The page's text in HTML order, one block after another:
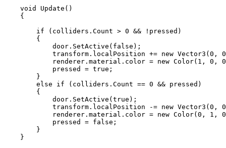
    void Update()
    {
        if (colliders.Count > 0 && !pressed)
        {
            door.SetActive(false);
transform.localPosition += new Vector3(0,
renderer.material.color = new Color(1, 0,
            pressed = true;
        }
        else if (colliders.Count == 0 && pressed)
        {
            door.SetActive(true);
transform.localPosition -= new Vector3(0,
renderer.material.color = new Color(0, 1,
            pressed = false;
        }
    }